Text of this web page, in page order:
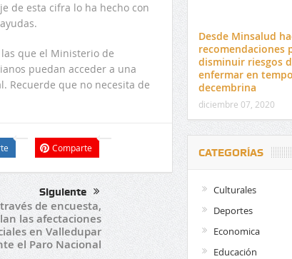
de esta cifra lo ha hecho con
que el Ministerio de
puedan acceder a una
Recuerde que no necesita de
Comparte
Siguiente
de encuesta,
las afectaciones
en Valledupar
el Paro Nacional
Desde Minsalud
recomendaciones
disminuir riesgos
enfermar en
decembrina
diciembre 07, 2020
CATEGORÍAS
Culturales
Deportes
Economica
Educación